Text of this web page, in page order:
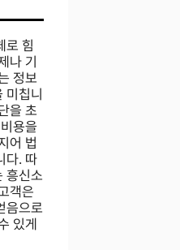
로 힘
나 기
정보
칩니
을 초
용을
어 법
다. 따
흥신소
객은
음으로
있게